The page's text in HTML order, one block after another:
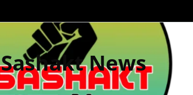
Sashakt News